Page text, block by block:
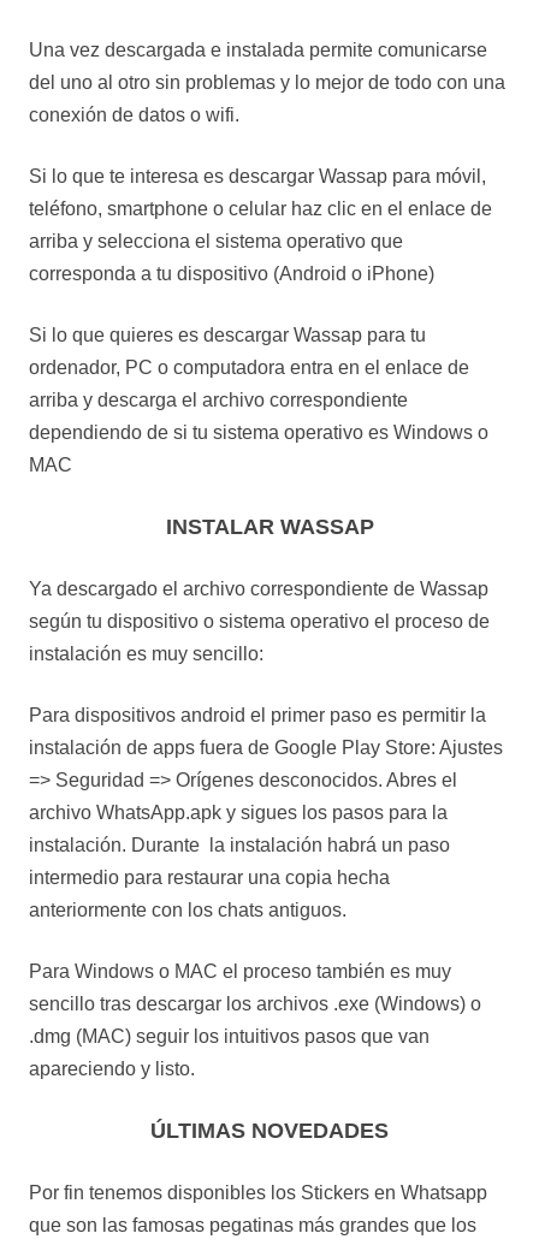
Una vez descargada e instalada permite comunicarse
del uno al otro sin problemas y lo mejor de todo con una
conexión de datos o wifi.
Si lo que te interesa es descargar Wassap para móvil,
teléfono, smartphone o celular haz clic en el enlace de
arriba y selecciona el sistema operativo que
corresponda a tu dispositivo (Android o iPhone)
Si lo que quieres es descargar Wassap para tu
ordenador, PC o computadora entra en el enlace de
arriba y descarga el archivo correspondiente
dependiendo de si tu sistema operativo es Windows o
MAC
INSTALAR WASSAP
Ya descargado el archivo correspondiente de Wassap
según tu dispositivo o sistema operativo el proceso de
instalación es muy sencillo:
Para dispositivos android el primer paso es permitir la
instalación de apps fuera de Google Play Store: Ajustes
=> Seguridad => Orígenes desconocidos. Abres el
archivo WhatsApp.apk y sigues los pasos para la
instalación. Durante la instalación habrá un paso
intermedio para restaurar una copia hecha
anteriormente con los chats antiguos.
Para Windows o MAC el proceso también es muy
sencillo tras descargar los archivos .exe (Windows) o
.dmg (MAC) seguir los intuitivos pasos que van
apareciendo y listo.
ÚLTIMAS NOVEDADES
Por fin tenemos disponibles los Stickers en Whatsapp
que son las famosas pegatinas más grandes que los